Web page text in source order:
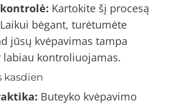
Kartokite šį procesą
bėgant, turėtumėte
jūsų kvėpavimas tampa
labiau kontroliuojamas.
kasdien
Buteyko kvėpavimo